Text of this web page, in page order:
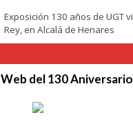
Exposición 130 años de UGT
Rey, en Alcalá de Henares
Web del 130